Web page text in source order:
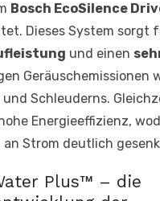
Bosch EcoSilence
Dieses System sorgt
und einen
Geräuschemissionen
und Schleuderns.
Energieeffizienz,
an Strom deutlich
Plus™ – die